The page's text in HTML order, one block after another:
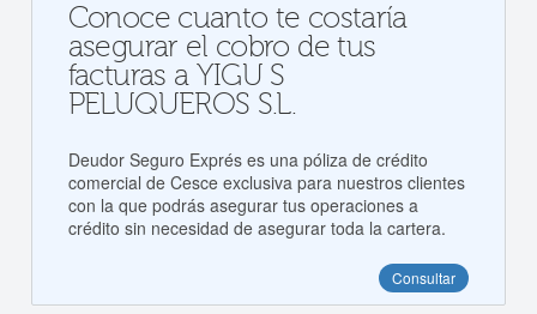
Conoce cuanto te costaría
asegurar el cobro de tus
facturas a YIGU S
PELUQUEROS S.L.
Deudor Seguro Exprés es una póliza de crédito
comercial de Cesce exclusiva para nuestros clientes
con la que podrás asegurar tus operaciones a
crédito sin necesidad de asegurar toda la cartera.
Consultar